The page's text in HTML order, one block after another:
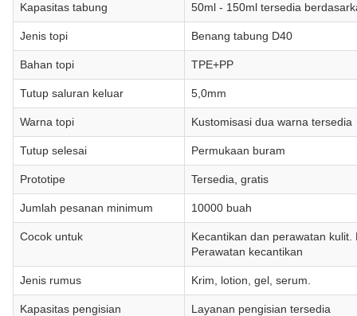
Kapasitas tabung 50ml - 150ml tersedia
Jenis topi Benang tabung D40
Bahan topi TPE+PP
Tutup saluran keluar 5,0mm
Warna topi Kustomisasi dua warna tersedia
Tutup selesai Permukaan buram
Prototipe Tersedia, gratis
Jumlah pesanan minimum 10000 buah
Cocok untuk
Kecantikan dan perawatan kulit.
Perawatan kecantikan
Jenis rumus Krim, lotion, gel, serum.
Kapasitas pengisian Layanan pengisian tersedia